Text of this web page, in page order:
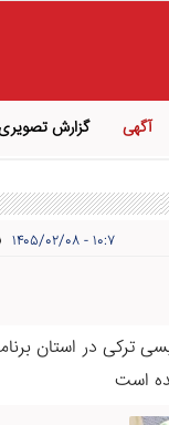
آگهی گزارش
۱۴۰۵/۰۲/۰۸ - ۱۰:۷
ترکی در استان
است